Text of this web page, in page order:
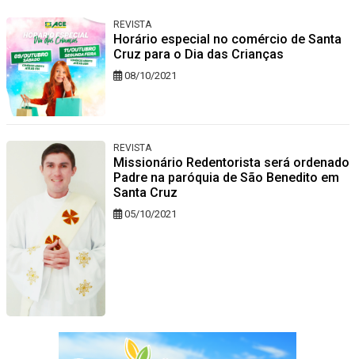
REVISTA
Horário especial no comércio de Santa
Cruz para o Dia das Crianças
08/10/2021
REVISTA
Missionário Redentorista será ordenado
Padre na paróquia de São Benedito em
Santa Cruz
05/10/2021